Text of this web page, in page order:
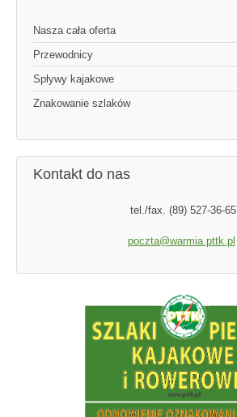
Nasza cała oferta
Przewodnicy
Spływy kajakowe
Znakowanie szlaków
Kontakt do nas
tel./fax. (89) 527-36-65
poczta@warmia.pttk.pl